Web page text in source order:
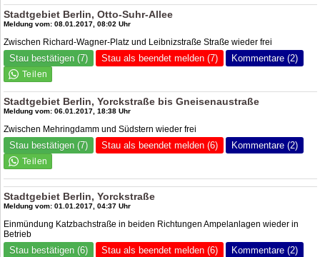
Stadtgebiet Berlin, Otto-Suhr-Allee
Meldung vom: 08.01.2017, 08:02 Uhr
Zwischen Richard-Wagner-Platz und Leibnizstraße Straße wieder frei
Stau bestätigen (7) Stau als beendet melden (7) Kommentare (2)
Stadtgebiet Berlin, Yorckstraße bis Gneisenaustraße
Meldung vom: 06.01.2017, 18:38 Uhr
Zwischen Mehringdamm und Südstern wieder frei
Stau bestätigen (7) Stau als beendet melden (6) Kommentare (2)
Stadtgebiet Berlin, Yorckstraße
Meldung vom: 01.01.2017, 04:37 Uhr
Einmündung Katzbachstraße in beiden Richtungen Ampelanlagen wieder in
Betrieb
Stau bestätigen (6) Stau als beendet melden (6) Kommentare (2)